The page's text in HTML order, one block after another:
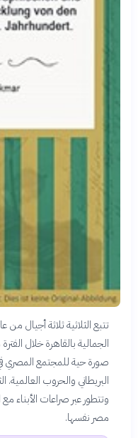
تتبع الثلاثية ثلاثة أجيال
البريطاني والحروب العالمية.
وتتطور عبر صراعات الأبناء
مصر نفسها.